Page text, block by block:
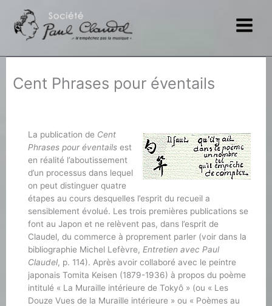
contenu
Cent Phrases pour éventails
La publication de Cent
Phrases pour éventailsest
en réalité l’aboutissement
d’un processus dans lequel
on peut distinguer quatre
étapes au cours desquelles l’esprit du recueil a
sensiblement évolué. Les trois premières publications se
font au Japon et ne relèvent pas, dans l’esprit de
Claudel, du commerce à proprement parler (voir dans la
bibliographie Michel Lefèvre, Entretien avec Paul
Claudel, p. 114). Après avoir collaboré avec le peintre
japonais Tomita Keisen (1879-1936) à propos du poème
intitulé « La Muraille intérieure de Tokyô » (ou « Les
Douze Vues de la Muraille intérieure » ou « Poèmes au